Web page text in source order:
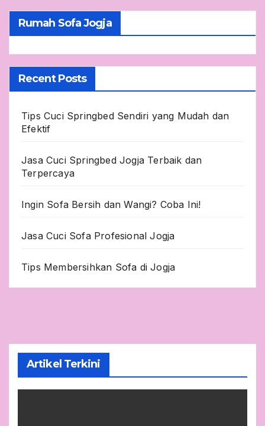
Rumah Sofa Jogja
Recent Posts
Tips Cuci Springbed Sendiri yang Mudah dan
Efektif
Jasa Cuci Springbed Jogja Terbaik dan
Terpercaya
Ingin Sofa Bersih dan Wangi? Coba Ini!
Jasa Cuci Sofa Profesional Jogja
Tips Membersihkan Sofa di Jogja
Artikel Terkini